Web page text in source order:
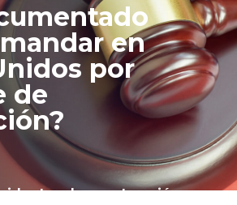
en
por
de
de construcción